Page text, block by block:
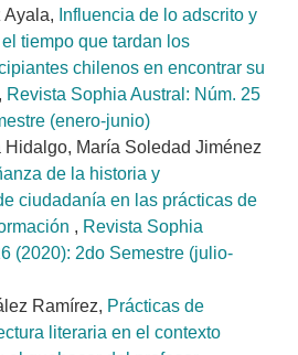
Ayala, Influencia de lo adscrito y
tiempo que tardan los
chilenos en encontrar su
, Revista Sophia Austral: Núm. 25
(enero-junio)
Hidalgo, María Soledad Jiménez
de la historia y
ciudadanía en las prácticas de
, Revista Sophia
(2020): 2do Semestre (julio-
Ramírez, Prácticas de
literaria en el contexto